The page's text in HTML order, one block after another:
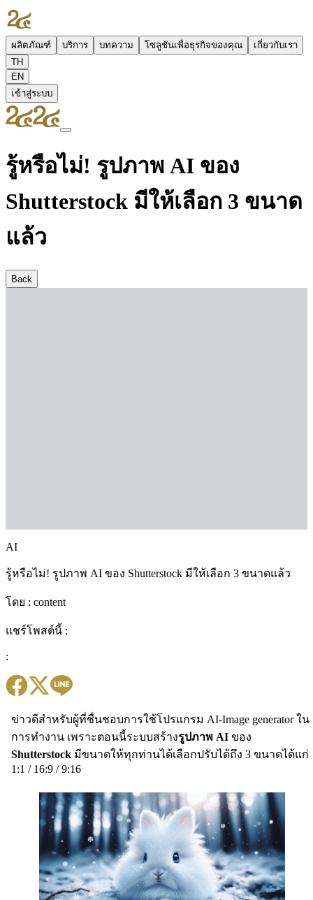
ผลิตภัณฑ์ บริการ บทความ โซลูชันเพื่อธุรกิจของคุณ
เกี่ยวกับเรา
TH
EN
เข้าสู่ระบบ
รู้หรือไม่! รูปภาพ AI ของ
Shutterstock มีให้เลือก 3 ขนาด
แล้ว
Back
AI
รู้หรือไม่! รูปภาพ AI ของ Shutterstock มีให้เลือก 3 ขนาดแล้ว
โดย : content
แชร์โพสต์นี้ :
:
ข่าวดีสำหรับผู้ที่ชื่นชอบการใช้โปรแกรม AI-Image generator ใน
การทำงาน เพราะตอนนี้ระบบสร้างรูปภาพ AI ของ
Shutterstock มีขนาดให้ทุกท่านได้เลือกปรับได้ถึง 3 ขนาดได้แก่
1:1 / 16:9 / 9:16